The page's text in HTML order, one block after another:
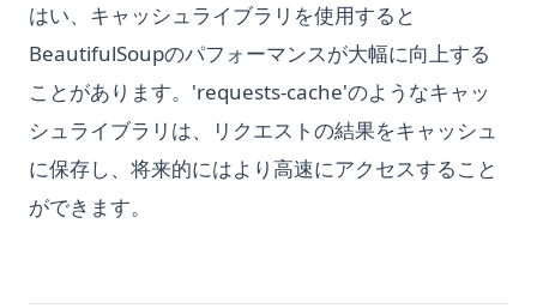
はい、キャッシュライブラリを使用すると
BeautifulSoupのパフォーマンスが大幅に向上する
ことがあります。'requests-cache'のようなキャッ
シュライブラリは、リクエストの結果をキャッシュ
に保存し、将来的にはより高速にアクセスすること
ができます。